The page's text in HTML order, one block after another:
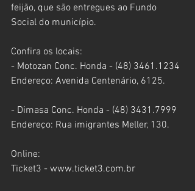
feijão, que são entregues ao Fundo
Social do município.
Confira os locais:
- Motozan Conc. Honda - (48) 3461.1234
Endereço: Avenida Centenário, 6125.
- Dimasa Conc. Honda - (48) 3431.7999
Endereço: Rua imigrantes Meller, 130.
Online:
Ticket3 - www.ticket3.com.br